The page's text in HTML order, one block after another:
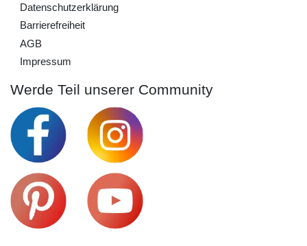
Daten­schutz­erklärung
Barrierefreiheit
AGB
Impressum
Werde Teil unserer Community